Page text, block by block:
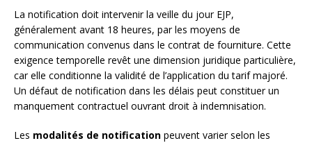
La notification doit intervenir la veille du jour EJP,
généralement avant 18 heures, par les moyens de
communication convenus dans le contrat de fourniture. Cette
exigence temporelle revêt une dimension juridique particulière,
car elle conditionne la validité de l’application du tarif majoré.
Un défaut de notification dans les délais peut constituer un
manquement contractuel ouvrant droit à indemnisation.
Les modalités de notification peuvent varier selon les